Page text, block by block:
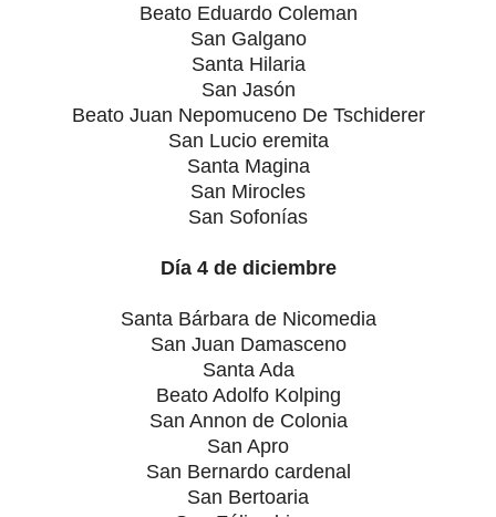
Beato Eduardo Coleman
San Galgano
Santa Hilaria
San Jasón
Beato Juan Nepomuceno De Tschiderer
San Lucio eremita
Santa Magina
San Mirocles
San Sofonías
Día 4 de diciembre
Santa Bárbara de Nicomedia
San Juan Damasceno
Santa Ada
Beato Adolfo Kolping
San Annon de Colonia
San Apro
San Bernardo cardenal
San Bertoaria